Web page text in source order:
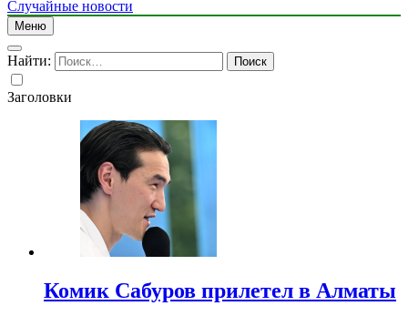
Just another WordPress site
Случайные новости
Меню
Найти:
Заголовки
Комик Сабуров прилетел в Алматы